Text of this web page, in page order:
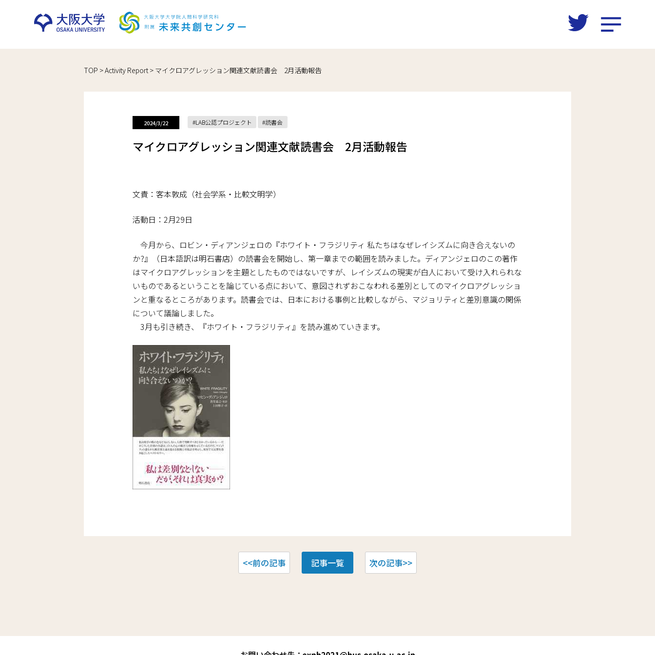
TOP >Activity Report> マイクロアグレッション関連文献読書会 2月活動報告
2024/3/22 LAB公認プロジェクト 読書会
マイクロアグレッション関連文献読書会 2月活動報告
文責：客本敦成（社会学系・比較文明学）
活動日：2月29日
今月から、ロビン・ディアンジェロの『ホワイト・フラジリティ 私たちはなぜレイシズムに向き合えないの
か?』（日本語訳は明石書店）の読書会を開始し、第一章までの範囲を読みました。ディアンジェロのこの著作
はマイクロアグレッションを主題としたものではないですが、レイシズムの現実が白人において受け入れられな
いものであるということを論じている点において、意図されずおこなわれる差別としてのマイクロアグレッショ
ンと重なるところがあります。読書会では、日本における事例と比較しながら、マジョリティと差別意識の関係
について議論しました。
3月も引き続き、『ホワイト・フラジリティ』を読み進めていきます。
<<前の記事 記事一覧 次の記事>>